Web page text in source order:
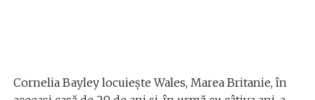
Cornelia Bayley locuiește Wales, Marea Britanie, în